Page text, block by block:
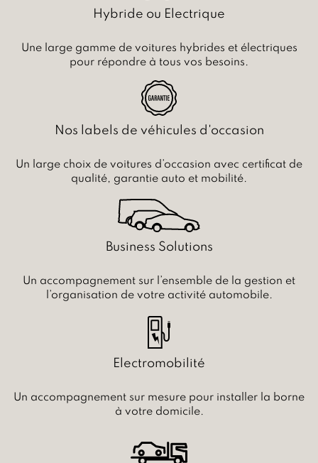
Hybride ou Electrique
Une large gamme de voitures hybrides et électriques
pour répondre à tous vos besoins.
Nos labels de véhicules d'occasion
Un large choix de voitures d’occasion avec certificat de
qualité, garantie auto et mobilité.
Business Solutions
Un accompagnement sur l’ensemble de la gestion et
l’organisation de votre activité automobile.
Electromobilité
Un accompagnement sur mesure pour installer la borne
à votre domicile.